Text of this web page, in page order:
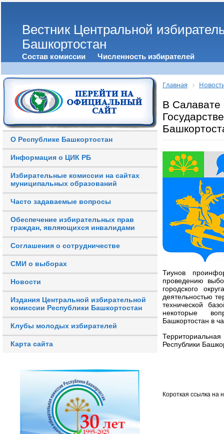
Вестник Центральной
Башкортостан
Состав комиссии Численность избирателей
О Республике Башкортостан
Информация о ЦИК РБ
Избирательные комиссии на сайтах
муниципальных образований
Часто задаваемые вопросы
Обеспечение избирательных прав
граждан, являющихся инвалидами
Соглашения о сотрудничестве
СМИ о выборах
Новости
Издания Центральной избирательной
комиссии Республики Башкортостан
Клубы молодых избирателей
Карта сайта
Главная
В Салавате
Тиунов
проведению
городского
деятельностью
технической
некоторые
Башкортостан в
Территориальная
Республики
Короткая ссылка на